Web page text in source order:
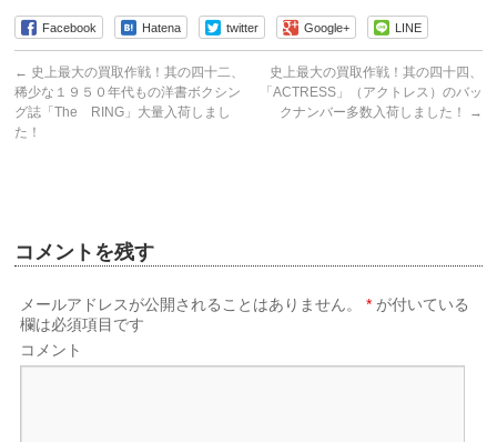
Facebook Hatena twitter Google+ LINE
← 史上最大の買取作戦！其の四十二、
稀少な１９５０年代もの洋書ボクシン
グ誌「The RING」大量入荷しまし
た！
史上最大の買取作戦！其の四十四、
「ACTRESS」（アクトレス）のバッ
クナンバー多数入荷しました！
→
コメントを残す
メールアドレスが公開されることはありません。 * が付いている
欄は必須項目です
コメント